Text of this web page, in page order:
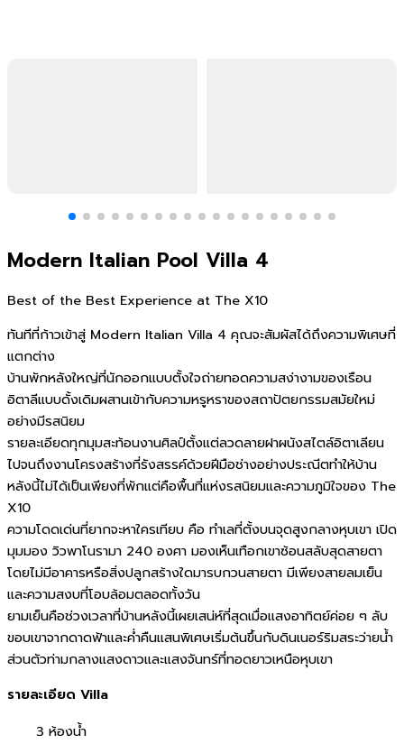
Modern Italian Pool Villa 4
Best of the Best Experience at The X10
ทันทีที่ก้าวเข้าสู่ Modern Italian Villa 4 คุณจะสัมผัสได้ถึงความพิเศษที่
แตกต่าง
บ้านพักหลังใหญ่ที่นักออกแบบตั้งใจถ่ายทอดความสง่างามของเรือน
อิตาลีแบบดั้งเดิมผสานเข้ากับความหรูหราของสถาปัตยกรรมสมัยใหม่
อย่างมีรสนิยม
รายละเอียดทุกมุมสะท้อนงานศิลป์ตั้งแต่ลวดลายฝาผนังสไตล์อิตาเลียน
ไปจนถึงงานโครงสร้างที่รังสรรค์ด้วยฝีมือช่างอย่างประณีตทำให้บ้าน
หลังนี้ไม่ได้เป็นเพียงที่พักแต่คือพื้นที่แห่งรสนิยมและความภูมิใจของ The
X10
ความโดดเด่นที่ยากจะหาใครเทียบ คือ ทำเลที่ตั้งบนจุดสูงกลางหุบเขา เปิด
มุมมอง วิวพาโนรามา 240 องศา มองเห็นเทือกเขาซ้อนสลับสุดสายตา
โดยไม่มีอาคารหรือสิ่งปลูกสร้างใดมารบกวนสายตา มีเพียงสายลมเย็น
และความสงบที่โอบล้อมตลอดทั้งวัน
ยามเย็นคือช่วงเวลาที่บ้านหลังนี้เผยเสน่ห์ที่สุดเมื่อแสงอาทิตย์ค่อย ๆ ลับ
ขอบเขาจากดาดฟ้าและค่ำคืนแสนพิเศษเริ่มต้นขึ้นกับดินเนอร์ริมสระว่ายน้ำ
ส่วนตัวท่ามกลางแสงดาวและแสงจันทร์ที่ทอดยาวเหนือหุบเขา
รายละเอียด Villa
3 ห้องน้ำ